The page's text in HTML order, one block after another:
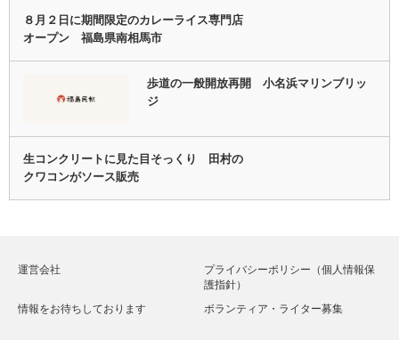
８月２日に期間限定のカレーライス専門店
オープン 福島県南相馬市
歩道の一般開放再開 小名浜マリンブリッ
ジ
生コンクリートに見た目そっくり 田村の
クワコンがソース販売
運営会社
プライバシーポリシー（個人情報保
護指針）
情報をお待ちしております
ボランティア・ライター募集